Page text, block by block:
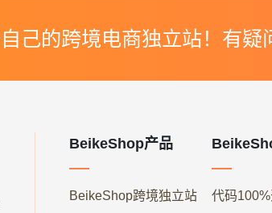
己的跨境电商独立站！有疑
BeikeShop产品
BeikeShop跨境独立站 代码